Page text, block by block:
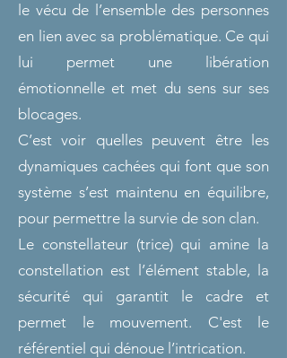
le vécu de l’ensemble des personnes
en lien avec sa problématique. Ce qui
lui permet une libération
émotionnelle et met du sens sur ses
blocages.
C’est voir quelles peuvent être les
dynamiques cachées qui font que son
système s’est maintenu en équilibre,
pour permettre la survie de son clan.
Le constellateur (trice) qui amine la
constellation est l’élément stable, la
sécurité qui garantit le cadre et
permet le mouvement. C'est le
référentiel qui dénoue l’intrication.